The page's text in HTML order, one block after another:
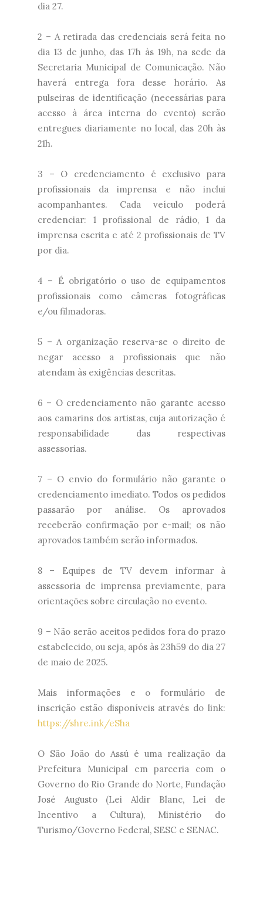
dia 27.
2 – A retirada das credenciais será feita no
dia 13 de junho, das 17h às 19h, na sede da
Secretaria Municipal de Comunicação. Não
haverá entrega fora desse horário. As
pulseiras de identificação (necessárias para
acesso à área interna do evento) serão
entregues diariamente no local, das 20h às
21h.
3 – O credenciamento é exclusivo para
profissionais da imprensa e não inclui
acompanhantes. Cada veículo poderá
credenciar: 1 profissional de rádio, 1 da
imprensa escrita e até 2 profissionais de TV
por dia.
4 – É obrigatório o uso de equipamentos
profissionais como câmeras fotográficas
e/ou filmadoras.
5 – A organização reserva-se o direito de
negar acesso a profissionais que não
atendam às exigências descritas.
6 – O credenciamento não garante acesso
aos camarins dos artistas, cuja autorização é
responsabilidade das respectivas
assessorias.
7 – O envio do formulário não garante o
credenciamento imediato. Todos os pedidos
passarão por análise. Os aprovados
receberão confirmação por e-mail; os não
aprovados também serão informados.
8 – Equipes de TV devem informar à
assessoria de imprensa previamente, para
orientações sobre circulação no evento.
9 – Não serão aceitos pedidos fora do prazo
estabelecido, ou seja, após às 23h59 do dia 27
de maio de 2025.
Mais informações e o formulário de
inscrição estão disponíveis através do link:
https://shre.ink/eSha
O São João do Assú é uma realização da
Prefeitura Municipal em parceria com o
Governo do Rio Grande do Norte, Fundação
José Augusto (Lei Aldir Blanc, Lei de
Incentivo a Cultura), Ministério do
Turismo/Governo Federal, SESC e SENAC.